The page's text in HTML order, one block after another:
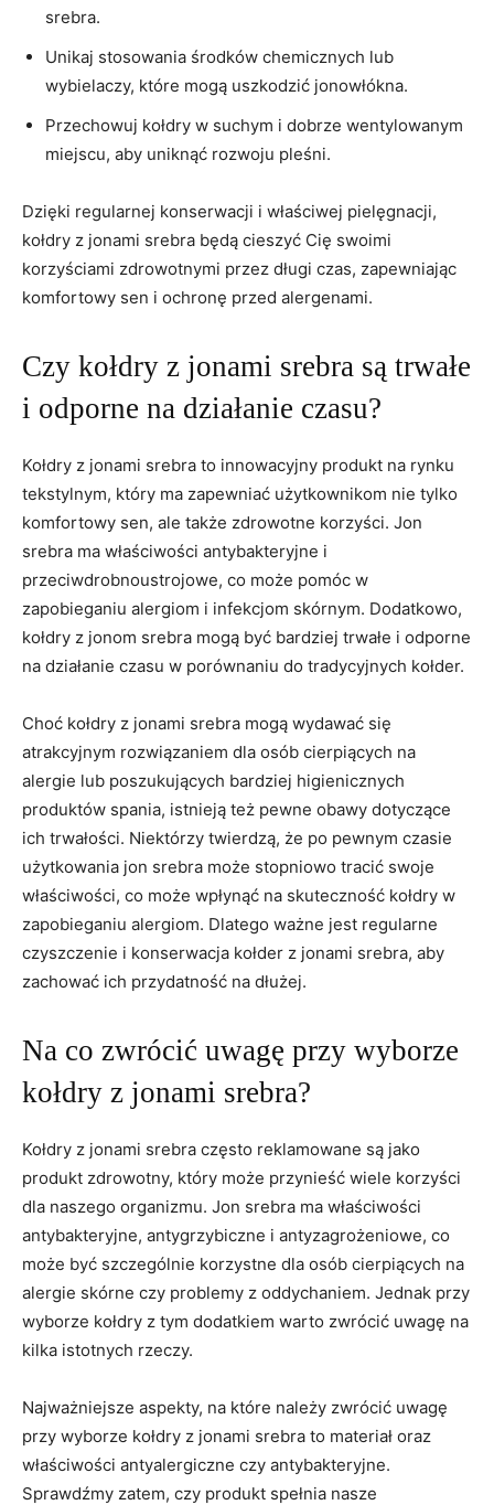
srebra.
Unikaj stosowania ⁢środków chemicznych lub
wybielaczy, które mogą ⁤uszkodzić jonowłókna.
Przechowuj kołdry w suchym⁢ i dobrze wentylowanym
miejscu, ​aby uniknąć rozwoju pleśni.
Dzięki regularnej konserwacji i właściwej pielęgnacji,
kołdry z jonami ‌srebra będą​ cieszyć Cię ‌swoimi
korzyściami zdrowotnymi przez⁣ długi czas, zapewniając
komfortowy sen i ochronę przed⁢ alergenami.
Czy kołdry z jonami srebra są trwałe
i odporne na działanie ⁢czasu?
Kołdry z jonami srebra to innowacyjny⁣ produkt na rynku
tekstylnym, który ⁤ma zapewniać użytkownikom nie tylko
komfortowy sen, ale także zdrowotne korzyści. Jon
srebra ma ⁤właściwości antybakteryjne i
przeciwdrobnoustrojowe, co⁢ może pomóc w
zapobieganiu alergiom i infekcjom skórnym.​ Dodatkowo,
kołdry‌ z jonom srebra mogą ‌być bardziej trwałe i odporne
na działanie​ czasu w porównaniu do tradycyjnych ‍kołder.
Choć kołdry z⁤ jonami srebra mogą wydawać się
atrakcyjnym rozwiązaniem dla osób cierpiących⁢ na
alergie lub poszukujących bardziej higienicznych
produktów spania, istnieją też pewne obawy ‌dotyczące
ich trwałości. Niektórzy twierdzą, że po pewnym czasie
użytkowania jon⁤ srebra może ⁣stopniowo tracić swoje
właściwości, ‌co może⁢ wpłynąć na⁤ skuteczność kołdry w
zapobieganiu alergiom. Dlatego ważne ⁢jest regularne
czyszczenie ⁢i konserwacja kołder z jonami srebra,⁢ aby
zachować ‌ich przydatność na dłużej.
Na co​ zwrócić uwagę przy wyborze⁣
kołdry z ⁤jonami srebra?
Kołdry z jonami srebra często reklamowane są jako
produkt zdrowotny,‌ który ‍może przynieść wiele korzyści
dla naszego‌ organizmu. Jon srebra ma właściwości
⁣antybakteryjne, ⁣antygrzybiczne i antyzagrożeniowe, co
może być szczególnie korzystne dla osób cierpiących na
alergie​ skórne czy problemy z oddychaniem. Jednak przy
wyborze kołdry z tym dodatkiem ⁤warto zwrócić uwagę na
kilka istotnych rzeczy.
Najważniejsze aspekty, ⁢na które należy zwrócić⁢ uwagę
przy ⁢wyborze kołdry z jonami‍ srebra to ​materiał ⁣oraz
właściwości antyalergiczne czy⁣ antybakteryjne.
⁣Sprawdźmy zatem, czy produkt ‌spełnia nasze